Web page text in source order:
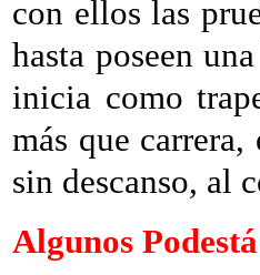
con ellos las
hasta poseen
inicia como
más que
sin descanso, al
Algunos Podestá